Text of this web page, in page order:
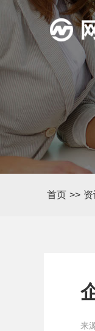
首页 >>
来